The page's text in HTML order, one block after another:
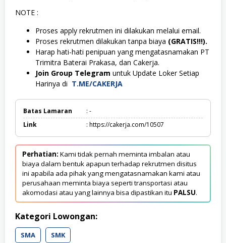
NOTE :
Proses apply rekrutmen ini dilakukan melalui email.
Proses rekrutmen dilakukan tanpa biaya (GRATIS!!!).
Harap hati-hati penipuan yang mengatasnamakan PT
Trimitra Baterai Prakasa, dan Cakerja.
Join Group Telegram untuk Update Loker Setiap
Harinya di T.ME/CAKERJA
Batas Lamaran
: -
Link
: https://cakerja.com/10507
Perhatian: Kami tidak pernah meminta imbalan atau
biaya dalam bentuk apapun terhadap rekrutmen disitus
ini apabila ada pihak yang mengatasnamakan kami atau
perusahaan meminta biaya seperti transportasi atau
akomodasi atau yang lainnya bisa dipastikan itu PALSU.
Kategori Lowongan:
SMA SMK